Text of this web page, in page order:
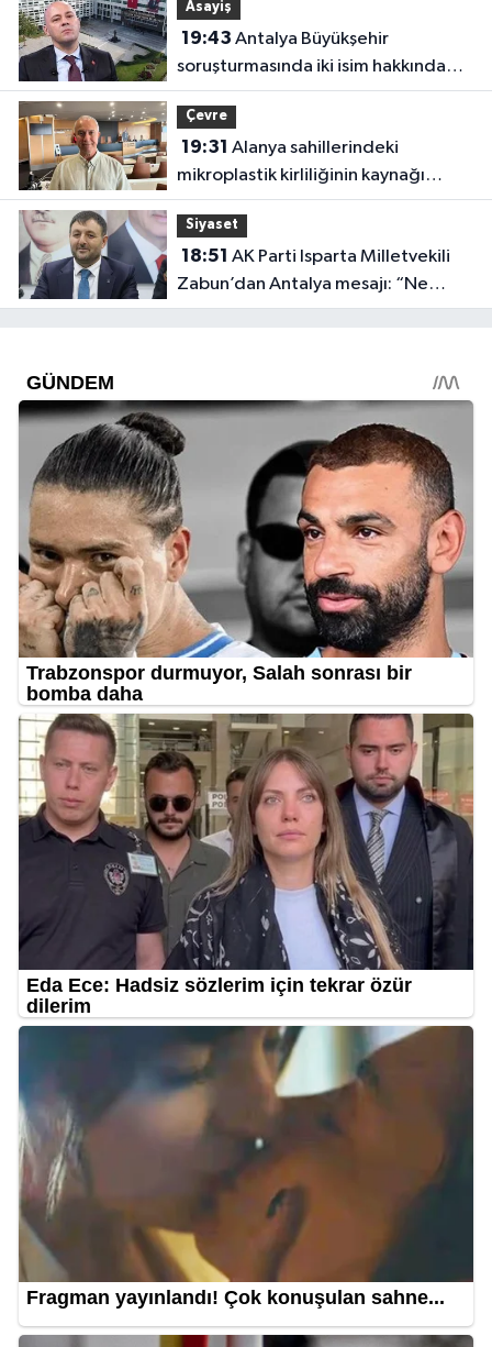
Asayiş
19:43
soruşturmasında iki isim hakkında
yeni karar
Çevre
19:31
mikroplastik kirliliğinin kaynağı
açıklandı
Siyaset
18:51
Zabun’dan Antalya mesajı: “Ne
dediysek o”